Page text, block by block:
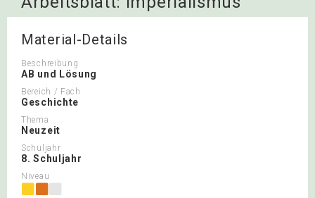
Material-Details
Beschreibung
AB und Lösung
Bereich / Fach
Geschichte
Thema
Neuzeit
Schuljahr
8. Schuljahr
Niveau